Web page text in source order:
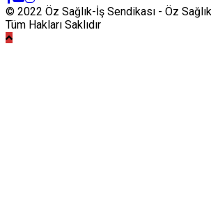
© 2022 Öz Sağlık-İş Sendikası - Öz
Tüm Hakları Saklıdır